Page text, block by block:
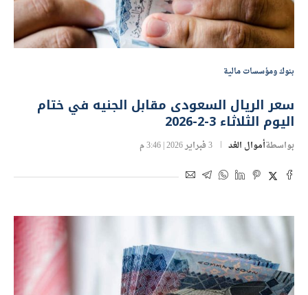
بنوك ومؤسسات مالية
سعر الريال السعودى مقابل الجنيه في ختام
اليوم الثلاثاء 3-2-2026
بواسطةأموال الغد 3 فبراير 2026 | 3:46 م